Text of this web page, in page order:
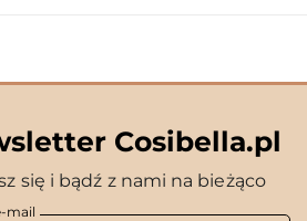
Cosibella.pl
się i bądź z nami na bieżąco
mail